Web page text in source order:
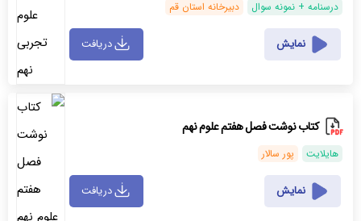
درسنامه + نمونه سوال دبیرخانه استان قم
نمایش دریافت
کتاب نوشت فصل هفتم علوم نهم
هایلایت پور سالار
نمایش دریافت